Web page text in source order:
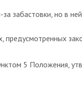
забастовки, но в
предусмотренных
5 Положения,